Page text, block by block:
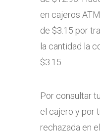
en cajeros
de $3.15 por
la cantidad la
$3.15
Por consultar
el cajero y por
rechazada en